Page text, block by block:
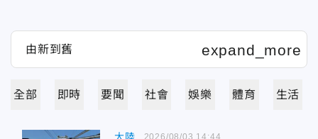
全部 即時 要聞 社會 娛樂 體育 生活
2026/08/03 14:44